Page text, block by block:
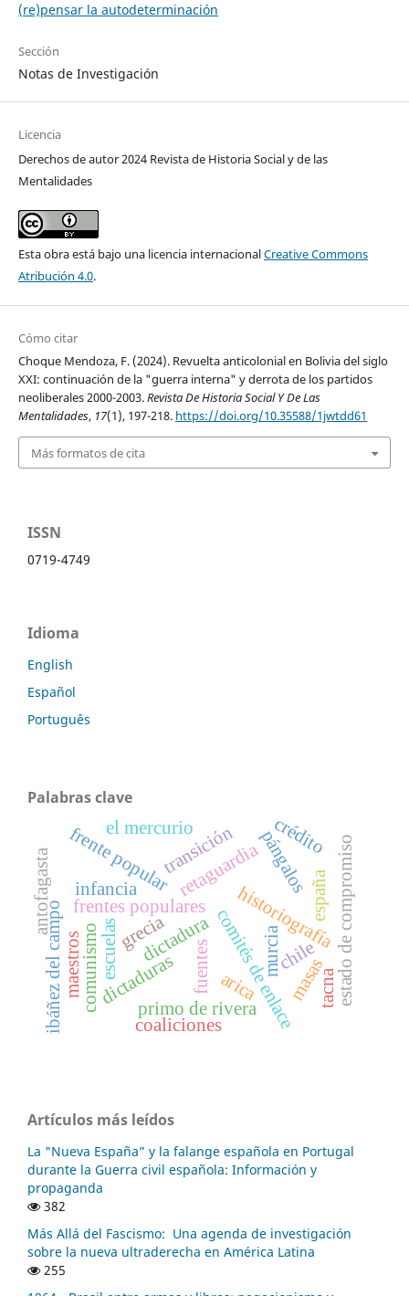
(re)pensar la autodeterminación
Sección
Notas de Investigación
Licencia
Derechos de autor 2024 Revista de Historia Social y de las
Mentalidades
Esta obra está bajo una licencia internacionalCreative Commons
Atribución 4.0.
Cómo citar
Choque Mendoza, F. (2024). Revuelta anticolonial en Bolivia del siglo
XXI: continuación de la "guerra interna" y derrota de los partidos
neoliberales 2000-2003.Revista De Historia Social Y De Las
Mentalidades, 17(1), 197-218. https://doi.org/10.35588/1jwtdd61
Más formatos de cita
ISSN
0719-4749
Idioma
English
Español
Português
Palabras clave
frentes populares comités de enlace
murcia
retaguardia
historiografía
fuentes
dictadura
españa
primo de rivera
chile
ibáñez del campo dictaduras
pángalos
grecia
comunismo
coaliciones
frente popular
masas estado de compromiso
transición
el mercurio crédito
escuelas
antofagasta infancia
maestros arica tacna
Artículos más leídos
La "Nueva España” y la falange española en Portugal
durante la Guerra civil española: Información y
propaganda
382
Más Allá del Fascismo: Una agenda de investigación
sobre la nueva ultraderecha en América Latina
255